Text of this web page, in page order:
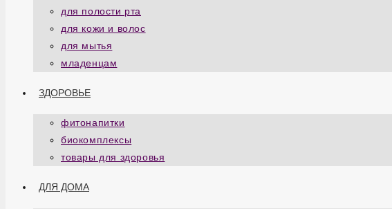
для полости рта
для кожи и волос
для мытья
младенцам
ЗДОРОВЬЕ
фитонапитки
биокомплексы
товары для здоровья
ДЛЯ ДОМА